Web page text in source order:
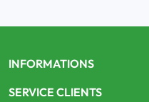
INFORMATIONS
SERVICE CLIENTS